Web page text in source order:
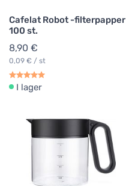
Cafelat Robot -filterpapper
100 st.
8,90 €
0,09 € / st
I lager